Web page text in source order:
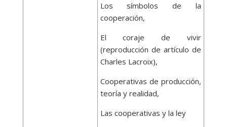
Los símbolos de la
cooperación,
El coraje de vivir
(reproducción de artículo de
Charles Lacroix),
Cooperativas de producción,
teoría y realidad,
Las cooperativas y la ley